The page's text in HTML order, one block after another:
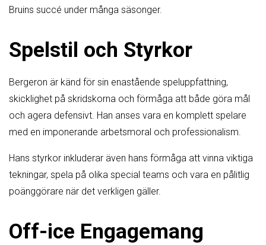
Bruins succé under många säsonger.
Spelstil och Styrkor
Bergeron är känd för sin enastående speluppfattning,
skicklighet på skridskorna och förmåga att både göra mål
och agera defensivt. Han anses vara en komplett spelare
med en imponerande arbetsmoral och professionalism.
Hans styrkor inkluderar även hans förmåga att vinna viktiga
tekningar, spela på olika special teams och vara en pålitlig
poänggörare när det verkligen gäller.
Off-ice Engagemang